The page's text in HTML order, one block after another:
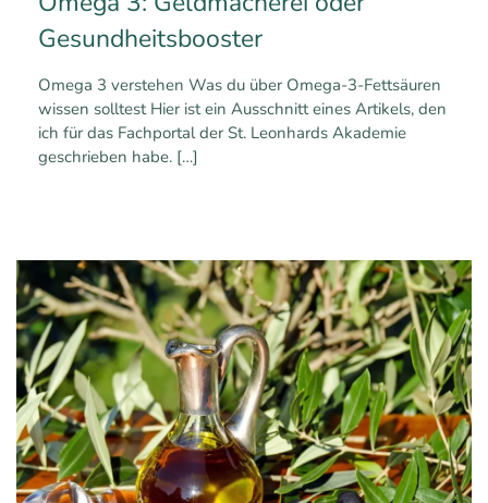
Gesundheitsbooster
Omega 3 verstehen Was du über Omega-3-Fettsäuren
wissen solltest Hier ist ein Ausschnitt eines Artikels, den
ich für das Fachportal der St. Leonhards Akademie
geschrieben habe. […]